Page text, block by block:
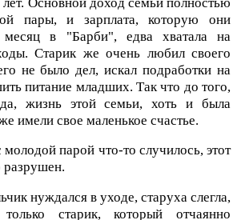
пары, и зарплата, которую они
в "Барби", едва хватала на
Старик же очень любил своего
не было дел, искал подработки на
питание младших. Так что до того,
жизнь этой семьи, хоть и была
имели свое маленькое счастье.
молодой парой что-то случилось, этот
нуждался в уходе, старуха слегла,
старик, который отчаянно